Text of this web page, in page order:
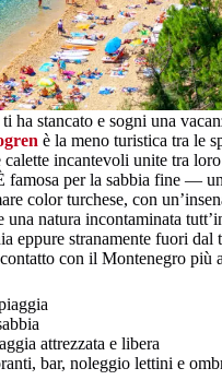
ha stancato e sogni una
è la meno turistica tra le
calette incantevoli unite tra
famosa per la sabbia fine —
color turchese, con
una natura incontaminata
eppure stranamente fuori dal
con il Montenegro più
attrezzata e libera
bar, noleggio lettini e